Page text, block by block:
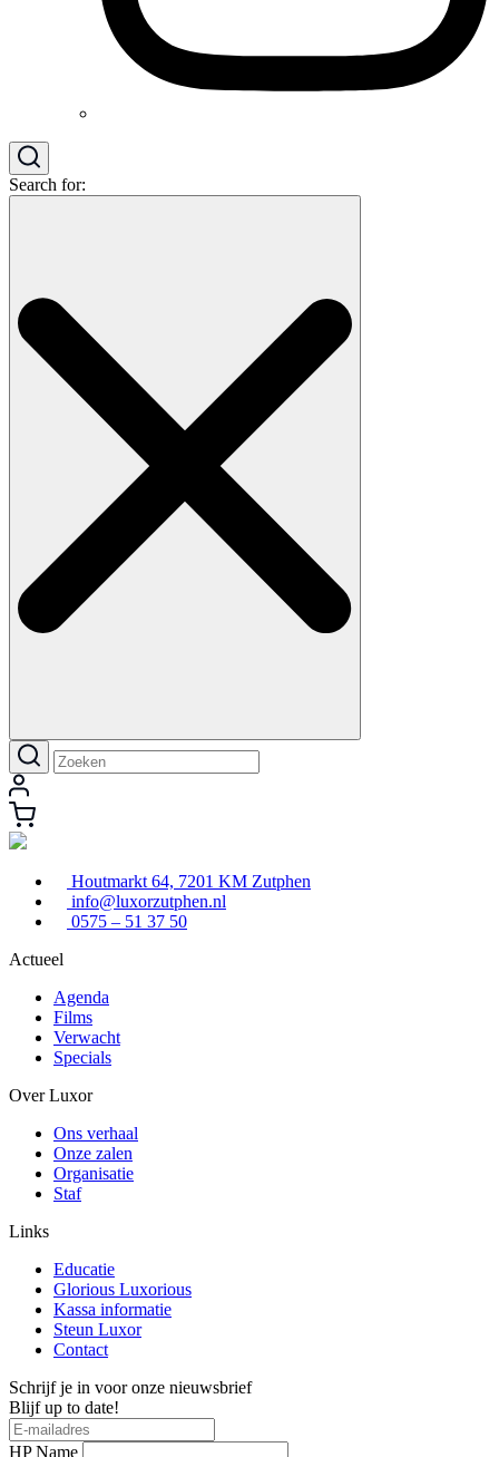
Search for:
Houtmarkt 64, 7201 KM Zutphen
info@luxorzutphen.nl
0575 – 51 37 50
Actueel
Agenda
Films
Verwacht
Specials
Over Luxor
Ons verhaal
Onze zalen
Organisatie
Staf
Links
Educatie
Glorious Luxorious
Kassa informatie
Steun Luxor
Contact
Schrijf je in voor onze nieuwsbrief
Blijf up to date!
HP Name